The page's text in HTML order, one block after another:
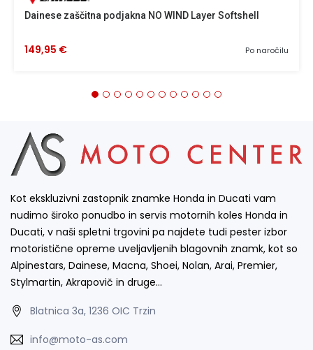
Dainese zaščitna podjakna NO WIND Layer Softshell
Po naročilu
149,95 €
Kot ekskluzivni zastopnik znamke Honda in Ducati vam
nudimo široko ponudbo in servis motornih koles Honda in
Ducati, v naši spletni trgovini pa najdete tudi pester izbor
motoristične opreme uveljavljenih blagovnih znamk, kot so
Alpinestars, Dainese, Macna, Shoei, Nolan, Arai, Premier,
Stylmartin, Akrapovič in druge…
Blatnica 3a, 1236 OIC Trzin
info@moto-as.com